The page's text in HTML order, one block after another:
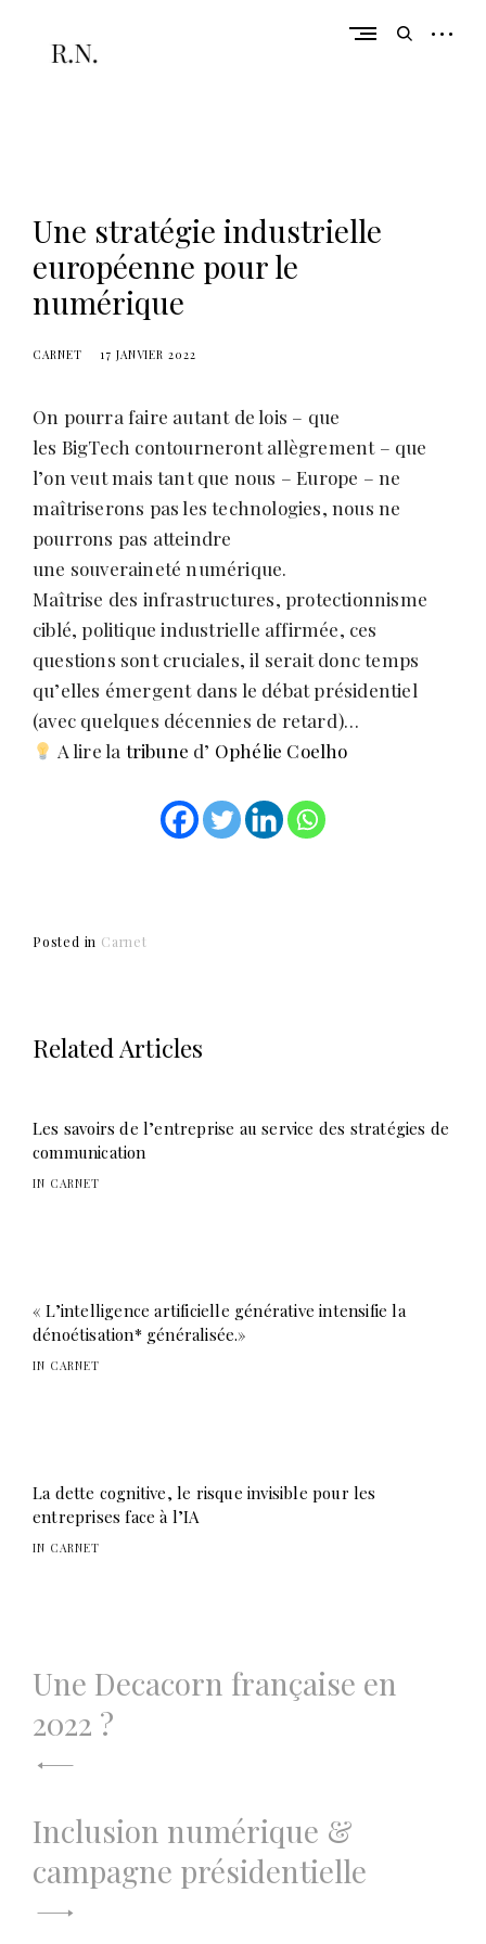
h
e
l
n
u
l
a
n
s
openopen
Une stratégie industrielle
européenne pour le
numérique
CARNET 17 JANVIER 2022
On pourra faire autant de lois – que
les BigTech contourneront allègrement – que
l’on veut mais tant que nous – Europe – ne
maîtriserons pas les technologies, nous ne
pourrons pas atteindre
une souveraineté numérique.
Maîtrise des infrastructures, protectionnisme
ciblé, politique industrielle affirmée, ces
questions sont cruciales, il serait donc temps
qu’elles émergent dans le débat présidentiel
(avec quelques décennies de retard)…
A lire la tribune d’ Ophélie Coelho
Posted in Carnet
Related Articles
Les savoirs de l’entreprise au service des stratégies de
communication
IN CARNET
« L’intelligence artificielle générative intensifie la
dénoétisation* généralisée.»
IN CARNET
La dette cognitive, le risque invisible pour les
entreprises face à l’IA
IN CARNET
Navigation
de
l’article
Une Decacorn française en
2022 ?
Inclusion numérique &
campagne présidentielle